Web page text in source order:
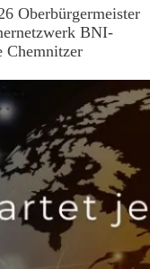
Oberbürgermeister
BNI-
Chemnitzer